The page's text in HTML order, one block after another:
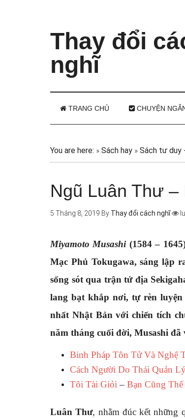
Thay đổi
nghĩ
TRANG CHỦ CHUYỆN
You are here: » Sách hay » Sách tư duy
Ngũ Luân Thư –
5 Tháng 8, 2019 By Thay đổi cách nghĩ
Miyamoto Musashi(1584 –
Mạc Phủ Tokugawa, sáng lập
sống sót qua trận tử địa
lang bạt khắp nơi, tự rèn
nhất Nhật Bản với chiến tích
năm tháng cuối đời, Musashi
Binh Pháp Tôn Tử Và Nghệ
Cách Người Do Thái Quản
Tôi Tài Giỏi – Bạn Cũng Thế
Luân Thư, nhằm đúc kết những